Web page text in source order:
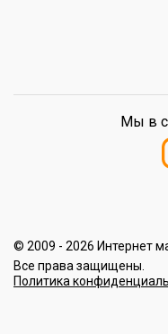
© 2009 - 2026 Интернет
Все права защищены.
Политика
Мы в